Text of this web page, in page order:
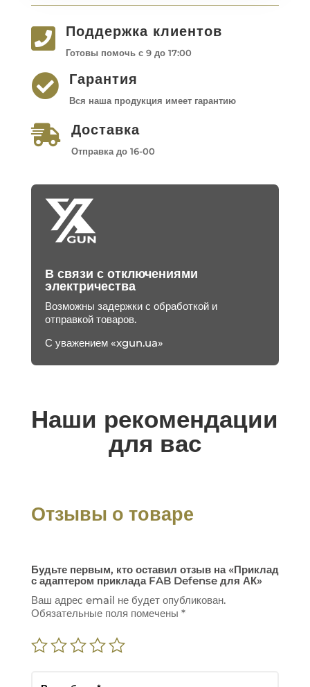
 Поддержка клиентов
Готовы помочь с 9 до 17:00
 Гарантия
Вся наша продукция имеет гарантию
 Доставка
Отправка до 16-00
В связи с отключениями
электричества
Возможны задержки с обработкой и
отправкой товаров.
С уважением «xgun.ua»
Наши рекомендации
для вас
Отзывы о товаре
Будьте первым, кто оставил отзыв на «Приклад
с адаптером приклада FAB Defense для АК»
Ваш адрес email не будет опубликован.
Обязательные поля помечены *